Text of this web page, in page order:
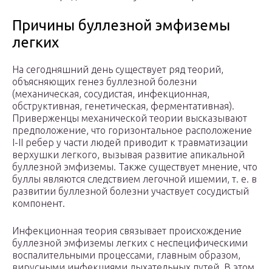
Причины буллезной эмфиземы
легких
На сегодняшний день существует ряд теорий,
объясняющих генез буллезной болезни
(механическая, сосудистая, инфекционная,
обструктивная, генетическая, ферментативная).
Приверженцы механической теории высказывают
предположение, что горизонтальное расположение
I-II ребер у части людей приводит к травматизации
верхушки легкого, вызывая развитие апикальной
буллезной эмфиземы. Также существует мнение, что
буллы являются следствием легочной ишемии, т. е. в
развитии буллезной болезни участвует сосудистый
компонент.
Инфекционная теория связывает происхождение
буллезной эмфиземы легких с неспецифическими
воспалительными процессами, главным образом,